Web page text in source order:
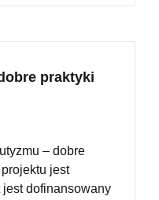
praktyki
– dobre
jest
jest dofinansowany